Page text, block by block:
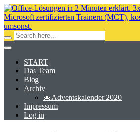
START
Das Team
Blog
Archiv
🎄Adventskalender 2020
Impressum
Log in